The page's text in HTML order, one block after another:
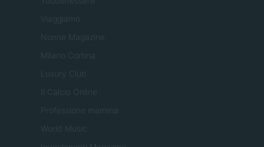
Viaggiamo
Nonne Magazine
Milano Cortina
Luxury Club
Il Calcio Online
Professione mamma
World Music